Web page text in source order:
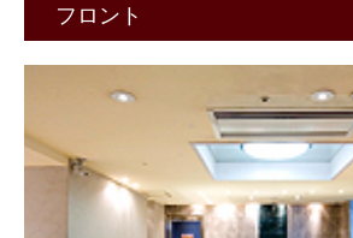
フロント